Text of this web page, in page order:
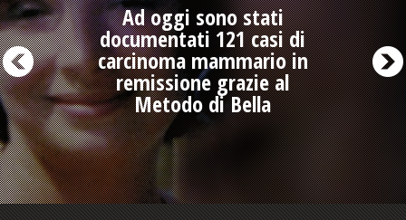
Ad oggi sono stati
documentati 121 casi di
carcinoma mammario in
remissione grazie al
Metodo di Bella